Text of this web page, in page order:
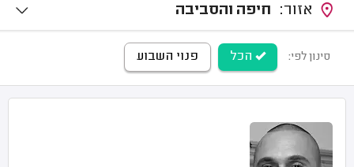
חיפה והסביבה
סינון לפי: הכל פנוי השבוע